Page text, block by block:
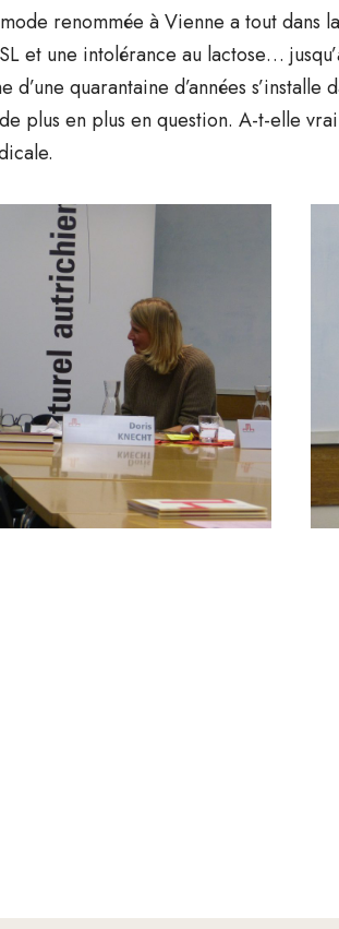
renommée à Vienne a tout dans
et une intolérance au lactose…
quarantaine d’années
plus en plus en question. A-t-elle